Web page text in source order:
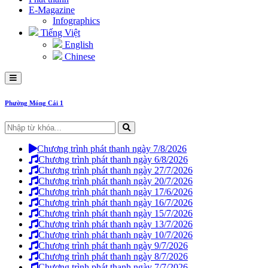
E-Magazine
Infographics
Tiếng Việt
English
Chinese
Phường Móng Cái 1
Chương trình phát thanh ngày 7/8/2026
Chương trình phát thanh ngày 6/8/2026
Chương trình phát thanh ngày 27/7/2026
Chương trình phát thanh ngày 20/7/2026
Chương trình phát thanh ngày 17/6/2026
Chương trình phát thanh ngày 16/7/2026
Chương trình phát thanh ngày 15/7/2026
Chương trình phát thanh ngày 13/7/2026
Chương trình phát thanh ngày 10/7/2026
Chương trình phát thanh ngày 9/7/2026
Chương trình phát thanh ngày 8/7/2026